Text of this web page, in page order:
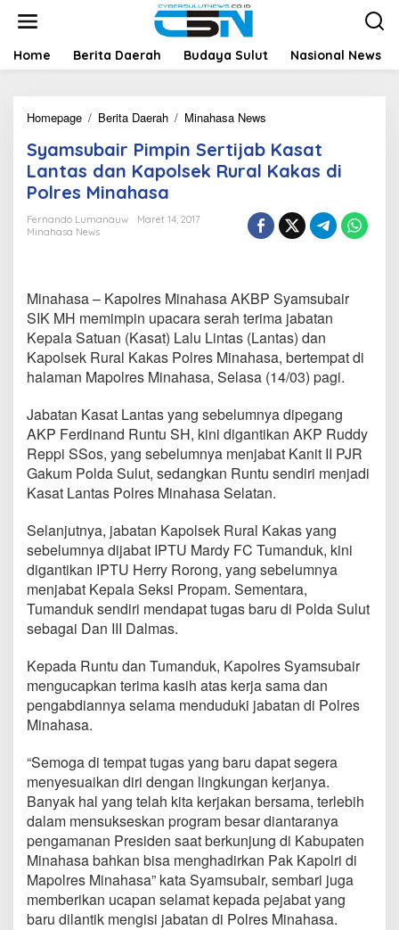
t
Home Berita Daerah Budaya Sulut Nasional News
Homepage / Berita Daerah / Minahasa News
a
m
s
b
a
i
m
p
i
n
S
e
t
i
j
a
b
K
s
a
t
L
a
n
s
d
a
n
p
o
l
s
e
k
R
u
r
a
l
Syamsubair Pimpin Sertijab Kasat
Lantas dan Kapolsek Rural Kakas di
Polres Minahasa
Fernando Lumanauw
Maret 14, 2017
Minahasa News
Minahasa – Kapolres Minahasa AKBP Syamsubair
SIK MH memimpin upacara serah terima jabatan
Kepala Satuan (Kasat) Lalu Lintas (Lantas) dan
Kapolsek Rural Kakas Polres Minahasa, bertempat di
halaman Mapolres Minahasa, Selasa (14/03) pagi.
Jabatan Kasat Lantas yang sebelumnya dipegang
AKP Ferdinand Runtu SH, kini digantikan AKP Ruddy
Reppi SSos, yang sebelumnya menjabat Kanit II PJR
Gakum Polda Sulut, sedangkan Runtu sendiri menjadi
Kasat Lantas Polres Minahasa Selatan.
Selanjutnya, jabatan Kapolsek Rural Kakas yang
sebelumnya dijabat IPTU Mardy FC Tumanduk, kini
digantikan IPTU Herry Rorong, yang sebelumnya
menjabat Kepala Seksi Propam. Sementara,
Tumanduk sendiri mendapat tugas baru di Polda Sulut
sebagai Dan III Dalmas.
Kepada Runtu dan Tumanduk, Kapolres Syamsubair
mengucapkan terima kasih atas kerja sama dan
pengabdiannya selama menduduki jabatan di Polres
Minahasa.
“Semoga di tempat tugas yang baru dapat segera
menyesuaikan diri dengan lingkungan kerjanya.
Banyak hal yang telah kita kerjakan bersama, terlebih
dalam mensukseskan program besar diantaranya
pengamanan Presiden saat berkunjung di Kabupaten
Minahasa bahkan bisa menghadirkan Pak Kapolri di
Mapolres Minahasa” kata Syamsubair, sembari juga
memberikan ucapan selamat kepada pejabat yang
baru dilantik mengisi jabatan di Polres Minahasa.